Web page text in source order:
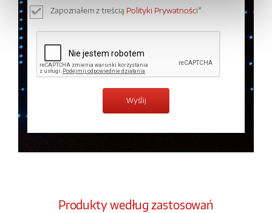
Zapoznałem z treścią Polityki Prywatności*
Produkty według zastosowań